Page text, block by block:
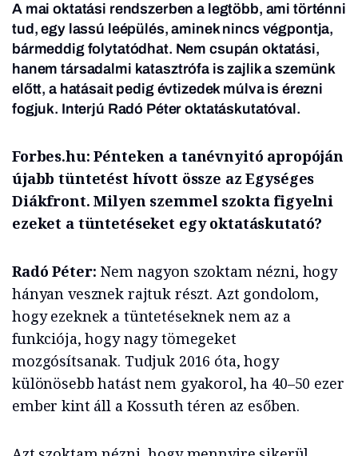
A mai oktatási rendszerben a legtöbb, ami történni
tud, egy lassú leépülés, aminek nincs végpontja,
bármeddig folytatódhat. Nem csupán oktatási,
hanem társadalmi katasztrófa is zajlik a szemünk
előtt, a hatásait pedig évtizedek múlva is érezni
fogjuk. Interjú Radó Péter oktatáskutatóval.
Forbes.hu: Pénteken a tanévnyitó apropóján
újabb tüntetést hívott össze az Egységes
Diákfront. Milyen szemmel szokta figyelni
ezeket a tüntetéseket egy oktatáskutató?
Radó Péter: Nem nagyon szoktam nézni, hogy
hányan vesznek rajtuk részt. Azt gondolom,
hogy ezeknek a tüntetéseknek nem az a
funkciója, hogy nagy tömegeket
mozgósítsanak. Tudjuk 2016 óta, hogy
különösebb hatást nem gyakorol, ha 40–50 ezer
ember kint áll a Kossuth téren az esőben.